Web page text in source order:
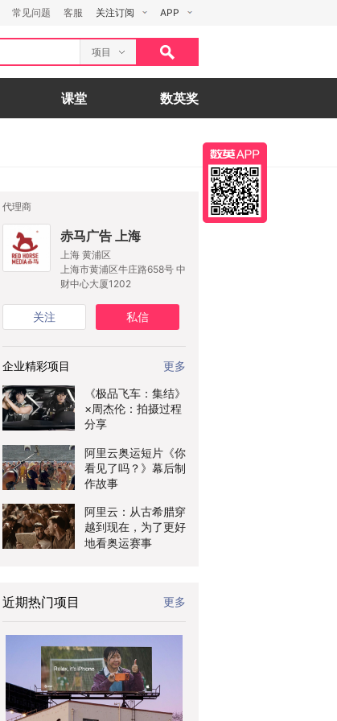
常见问题 客服 关注订阅 APP
项目
课堂 数英奖
代理商
赤马广告 上海
上海 黄浦区
上海市黄浦区牛庄路658号 中
财中心大厦1202
关注 私信
企业精彩项目 更多
《极品飞车：集结》
×周杰伦：拍摄过程
分享
阿里云奥运短片《你
看见了吗？》幕后制
作故事
阿里云：从古希腊穿
越到现在，为了更好
地看奥运赛事
近期热门项目 更多